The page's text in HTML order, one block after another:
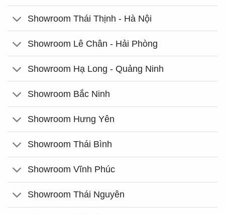
Showroom Thái Thịnh - Hà Nội
Showroom Lê Chân - Hải Phòng
Showroom Hạ Long - Quảng Ninh
Showroom Bắc Ninh
Showroom Hưng Yên
Showroom Thái Bình
Showroom Vĩnh Phúc
Showroom Thái Nguyên